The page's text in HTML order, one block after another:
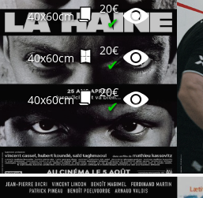
40x60cm
20€
✔
40x60cm
20€
✔
40x60cm
20€
✔